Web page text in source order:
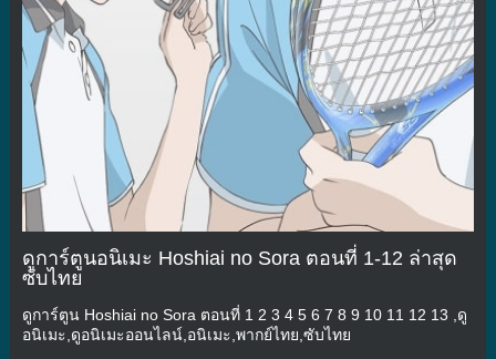
ดูการ์ตูนอนิเมะ Hoshiai no Sora ตอนที่ 1-12 ล่าสุด
ซับไทย
ดูการ์ตูน Hoshiai no Sora ตอนที่ 1 2 3 4 5 6 7 8 9 10 11 12 13 ,ดู
อนิเมะ,ดูอนิเมะออนไลน์,อนิเมะ,พากย์ไทย,ซับไทย